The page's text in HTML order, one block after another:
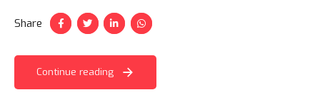
Share
Continue reading